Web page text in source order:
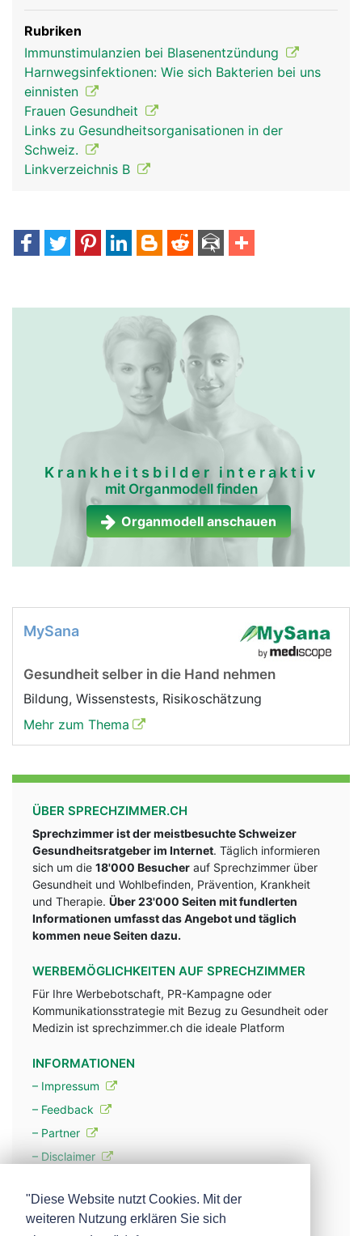
Rubriken
Immunstimulanzien bei Blasenentzündung
Harnwegsinfektionen: Wie sich Bakterien bei uns
einnisten
Frauen Gesundheit
Links zu Gesundheitsorganisationen in der
Schweiz.
Linkverzeichnis B
Krankheitsbilder interaktiv
mit Organmodell finden
Organmodell anschauen
MySana
Gesundheit selber in die Hand nehmen
Bildung, Wissenstests, Risikoschätzung
Mehr zum Thema
ÜBER SPRECHZIMMER.CH
Sprechzimmer ist der meistbesuchte Schweizer
Gesundheitsratgeber im Internet. Täglich informieren
sich um die 18'000 Besucher auf Sprechzimmer über
Gesundheit und Wohlbefinden, Prävention, Krankheit
und Therapie. Über 23'000 Seiten mit fundlerten
Informationen umfasst das Angebot und täglich
kommen neue Seiten dazu.
WERBEMÖGLICHKEITEN AUF SPRECHZIMMER
Für Ihre Werbebotschaft, PR-Kampagne oder
Kommunikationsstrategie mit Bezug zu Gesundheit oder
Medizin ist sprechzimmer.ch die ideale Platform
INFORMATIONEN
– Impressum
– Feedback
– Partner
– Disclaimer
– Werbung
"Diese Website nutzt Cookies. Mit der
weiteren Nutzung erklären Sie sich